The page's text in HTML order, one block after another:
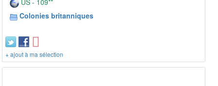
US - 109**
Colonies britanniques
+ ajout à ma sélection